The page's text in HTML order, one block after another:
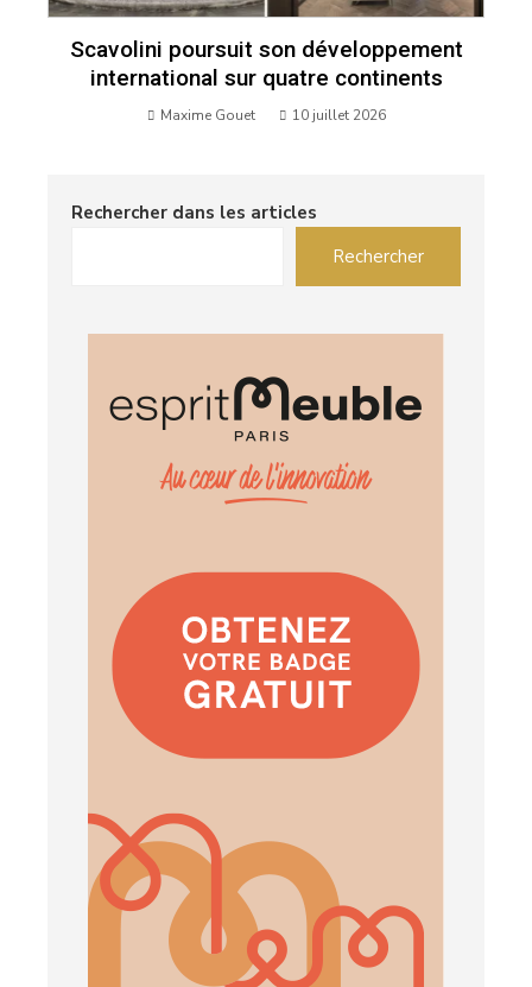
Scavolini poursuit son développement
international sur quatre continents
Maxime Gouet 10 juillet 2026
Rechercher dans les articles
Rechercher